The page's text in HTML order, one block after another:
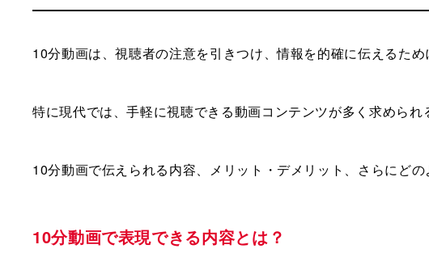
10分動画は、視聴者の注意を引きつけ、情報を的確に伝えるため
特に現代では、手軽に視聴できる動画コンテンツが多く求められ
10分動画で伝えられる内容、メリット・デメリット、さらにど
10分動画で表現できる内容とは？